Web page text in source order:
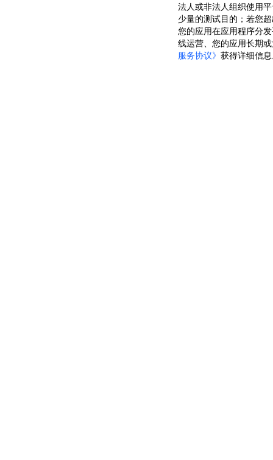
法人或非法人组织使用
少量的测试目的；若您
您的应用在应用程序分
线运营、您的应用长期
服务协议》 获得详细信